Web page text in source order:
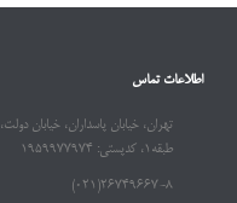
اطلاعات تماس
طبقه۱، کدپستی: ۱۹۵۹۹۷۷۹۷۴
۲۶۷۴۹۶۶۷-۸(۰۲۱)